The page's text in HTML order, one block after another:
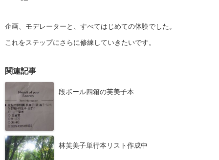
企画、モデレーターと、すべてはじめての体験でした。
これをステップにさらに修練していきたいです。
関連記事
段ボール四箱の芙美子本
林芙美子単行本リスト作成中